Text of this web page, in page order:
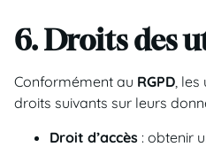
6. Droits des
Conformément au RGPD, les
droits suivants sur leurs
Droit d’accès : obtenir